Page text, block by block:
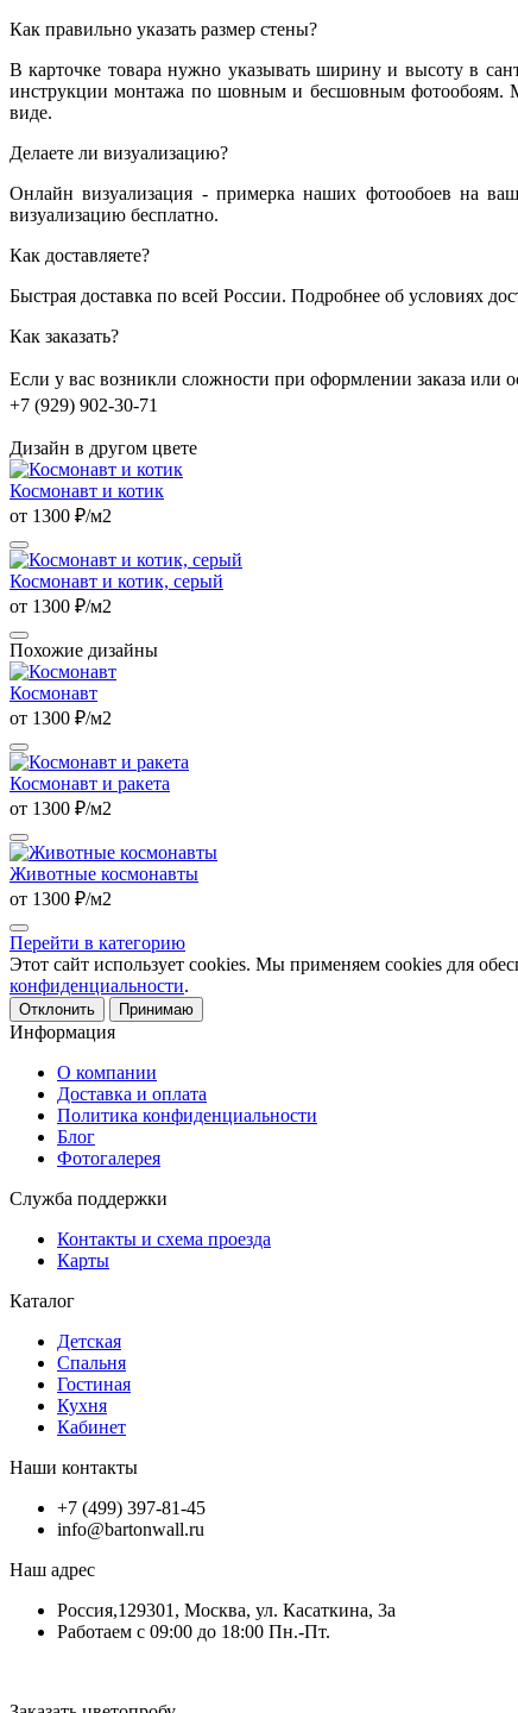
Как правильно указать размер стены?
В карточке товара нужно указывать ширину и высоту в
инструкции монтажа по шовным и бесшовным фотообоям.
виде.
Делаете ли визуализацию?
Онлайн визуализация - примерка наших фотообоев на
визуализацию бесплатно.
Как доставляете?
Быстрая доставка по всей России. Подробнее об условиях
Как заказать?
Если у вас возникли сложности при оформлении заказа
+7 (929) 902-30-71
Дизайн в другом цвете
Космонавт и котик
от 1300 ₽/м2
Космонавт и котик, серый
от 1300 ₽/м2
Похожие дизайны
Космонавт
от 1300 ₽/м2
Космонавт и ракета
от 1300 ₽/м2
Животные космонавты
от 1300 ₽/м2
Перейти в категорию
Этот сайт использует cookies. Мы применяем cookies для
конфиденциальности.
Отклонить Принимаю
Информация
О компании
Доставка и оплата
Политика конфиденциальности
Блог
Фотогалерея
Служба поддержки
Контакты и схема проезда
Карты
Каталог
Детская
Спальня
Гостиная
Кухня
Кабинет
Наши контакты
+7 (499) 397-81-45
info@bartonwall.ru
Наш адрес
Россия,129301, Москва, ул. Касаткина, 3а
Работаем с 09:00 до 18:00 Пн.-Пт.